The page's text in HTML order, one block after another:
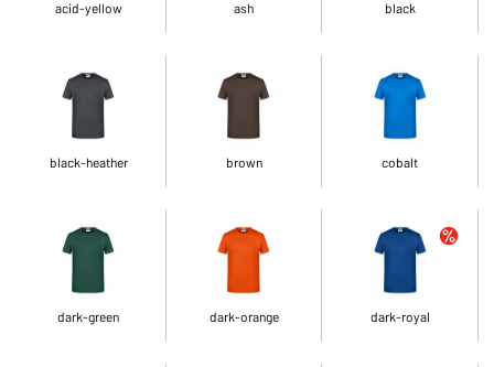
acid-yellow ash black
black-heather brown cobalt
dark-green dark-orange dark-royal